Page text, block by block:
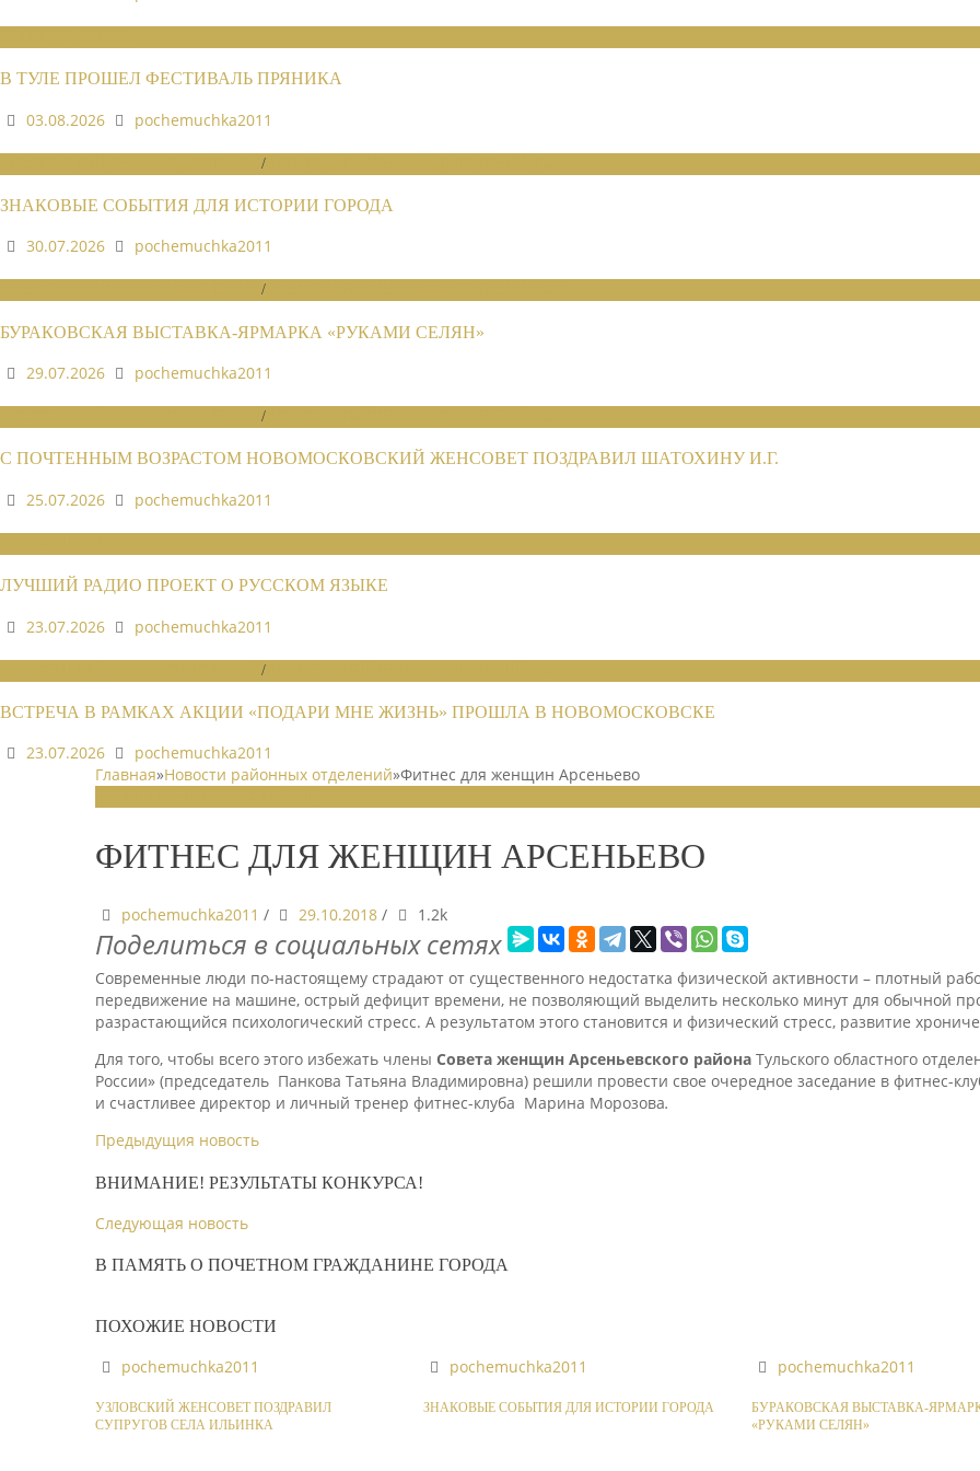
В ТУЛЕ ПРОШЕЛ ФЕСТИВАЛЬ ПРЯНИКА
03.08.2026
pochemuchka2011
/
ЗНАКОВЫЕ СОБЫТИЯ ДЛЯ ИСТОРИИ ГОРОДА
30.07.2026
pochemuchka2011
/
БУРАКОВСКАЯ ВЫСТАВКА-ЯРМАРКА «РУКАМИ СЕЛЯН»
29.07.2026
pochemuchka2011
/
С ПОЧТЕННЫМ ВОЗРАСТОМ НОВОМОСКОВСКИЙ ЖЕНСОВЕТ ПОЗДРАВИЛ ШАТОХИНУ И.Г.
25.07.2026
pochemuchka2011
ЛУЧШИЙ РАДИО ПРОЕКТ О РУССКОМ ЯЗЫКЕ
23.07.2026
pochemuchka2011
/
ВСТРЕЧА В РАМКАХ АКЦИИ «ПОДАРИ МНЕ ЖИЗНЬ» ПРОШЛА В НОВОМОСКОВСКЕ
23.07.2026
pochemuchka2011
Главная»Новости районных отделений»Фитнес для женщин Арсеньево
ФИТНЕС ДЛЯ ЖЕНЩИН АРСЕНЬЕВО
pochemuchka2011 / 29.10.2018 / 1.2k
Поделиться в социальных сетях
Современные люди по-настоящему страдают от существенного недостатка физической активности – плотный
передвижение на машине, острый дефицит времени, не позволяющий выделить несколько минут для обычной
разрастающийся психологический стресс. А результатом этого становится и физический стресс, развитие
Для того, чтобы всего этого избежать члены Совета женщин Арсеньевского района Тульского областного
России» (председатель Панкова Татьяна Владимировна) решили провести свое очередное заседание в фитнес-
и счастливее директор и личный тренер фитнес-клуба Марина Морозова.
Предыдущия новость
ВНИМАНИЕ! РЕЗУЛЬТАТЫ КОНКУРСА!
Следующая новость
В ПАМЯТЬ О ПОЧЕТНОМ ГРАЖДАНИНЕ ГОРОДА
ПОХОЖИЕ НОВОСТИ
pochemuchka2011
УЗЛОВСКИЙ ЖЕНСОВЕТ ПОЗДРАВИЛ
СУПРУГОВ СЕЛА ИЛЬИНКА
pochemuchka2011
ЗНАКОВЫЕ СОБЫТИЯ ДЛЯ ИСТОРИИ ГОРОДА
pochemuchka2011
БУРАКОВСКАЯ ВЫСТАВКА-
«РУКАМИ СЕЛЯН»